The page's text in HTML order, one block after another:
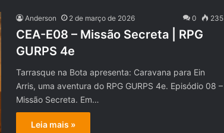
Anderson 2 de março de 2026 0 235
CEA-E08 – Missão Secreta | RPG
GURPS 4e
Tarrasque na Bota apresenta: Caravana para Ein
Arris, uma aventura do RPG GURPS 4e. Episódio 08 –
Missão Secreta. Em…
Leia mais »